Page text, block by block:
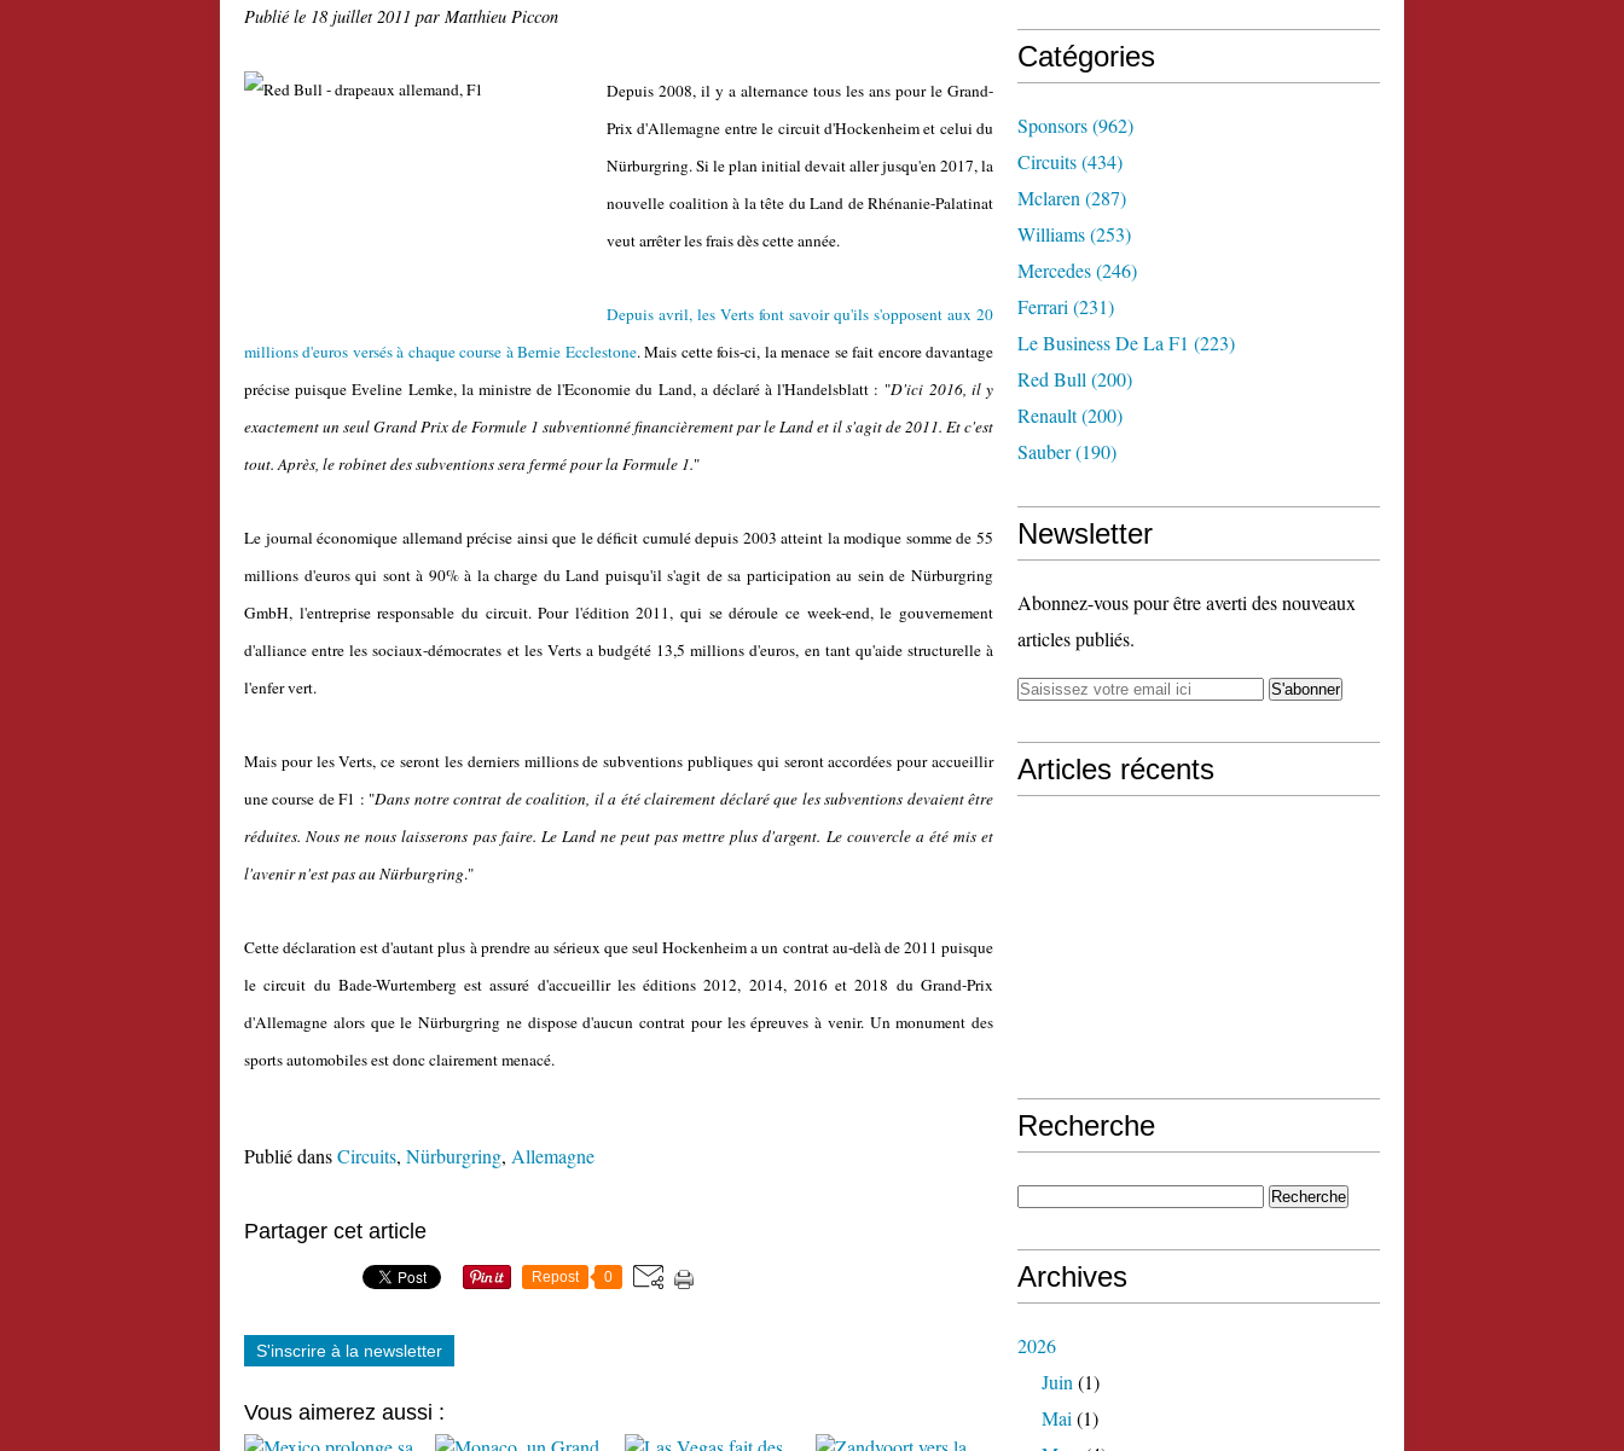
Publié le 18 juillet 2011 par Matthieu Piccon
Depuis 2008, il y a alternance tous les ans pour le Grand-
Prix d'Allemagne entre le circuit d'Hockenheim et celui du
Nürburgring. Si le plan initial devait aller jusqu'en 2017, la
nouvelle coalition à la tête du Land de Rhénanie-Palatinat
veut arrêter les frais dès cette année.
Depuis avril, les Verts font savoir qu'ils s'opposent aux 20
millions d'euros versés à chaque course à Bernie Ecclestone. Mais cette fois-ci, la menace se fait encore davantage
précise puisque Eveline Lemke, la ministre de l'Economie du Land, a déclaré à l'Handelsblatt : "D'ici 2016, il y
exactement un seul Grand Prix de Formule 1 subventionné financièrement par le Land et il s'agit de 2011. Et c'est
tout. Après, le robinet des subventions sera fermé pour la Formule 1."
Le journal économique allemand précise ainsi que le déficit cumulé depuis 2003 atteint la modique somme de 55
millions d'euros qui sont à 90% à la charge du Land puisqu'il s'agit de sa participation au sein de Nürburgring
GmbH, l'entreprise responsable du circuit. Pour l'édition 2011, qui se déroule ce week-end, le gouvernement
d'alliance entre les sociaux-démocrates et les Verts a budgété 13,5 millions d'euros, en tant qu'aide structurelle à
l'enfer vert.
Mais pour les Verts, ce seront les derniers millions de subventions publiques qui seront accordées pour accueillir
une course de F1 : "Dans notre contrat de coalition, il a été clairement déclaré que les subventions devaient être
réduites. Nous ne nous laisserons pas faire. Le Land ne peut pas mettre plus d'argent. Le couvercle a été mis et
l'avenir n'est pas au Nürburgring."
Cette déclaration est d'autant plus à prendre au sérieux que seul Hockenheim a un contrat au-delà de 2011 puisque
le circuit du Bade-Wurtemberg est assuré d'accueillir les éditions 2012, 2014, 2016 et 2018 du Grand-Prix
d'Allemagne alors que le Nürburgring ne dispose d'aucun contrat pour les épreuves à venir. Un monument des
sports automobiles est donc clairement menacé.
Publié dansCircuits, Nürburgring, Allemagne
Partager cet article
Repost 0
S'inscrire à la newsletter
Vous aimerez aussi :
Catégories
Sponsors(962)
Circuits(434)
Mclaren (287)
Williams(253)
Mercedes(246)
Ferrari (231)
Le Business De La F1 (223)
Red Bull (200)
Renault(200)
Sauber(190)
Newsletter
Abonnez-vous pour être averti des nouveaux
articles publiés.
Articles récents
Recherche
Archives
2026
Juin (1)
Mai (1)